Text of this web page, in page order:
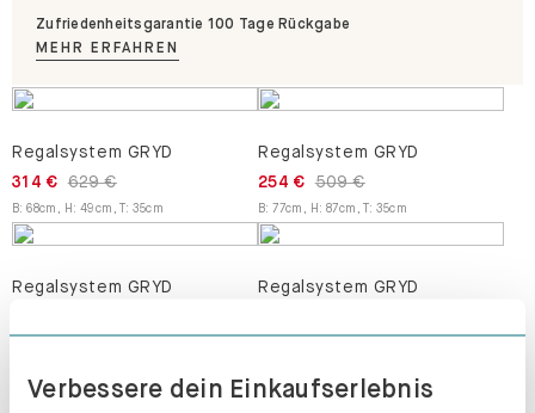
Verbessere dein Einkaufserlebnis
Zufriedenheitsgarantie 100 Tage Rückgabe
MEHR ERFAHREN
Regalsystem GRYD
629 €
314 €
B:68cm H : 49cm ,T: 35cm
Regalsystem GRYD
509 €
254 €
B:77cm H : 87cm ,T: 35cm
Regalsystem GRYD
Regalsystem GRYD